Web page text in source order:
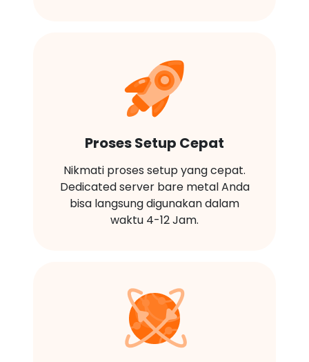
Proses Setup Cepat
Nikmati proses setup yang cepat.
Dedicated server bare metal Anda
bisa langsung digunakan dalam
waktu 4-12 Jam.